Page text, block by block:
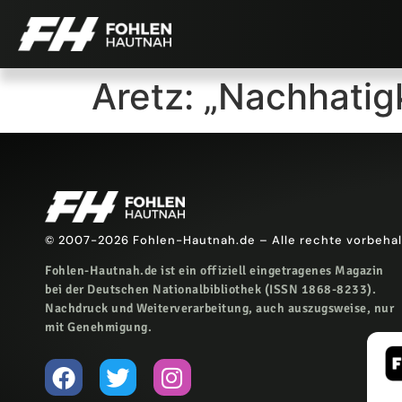
Aretz:
© 2007-2026 Fohlen-Hautnah.de – Alle rechte
Fohlen-Hautnah.de ist ein offiziell eingetragenes Magazin
bei der Deutschen Nationalbibliothek (ISSN 1868-8233).
Nachdruck und Weiterverarbeitung, auch auszugsweise, nur
mit Genehmigung.